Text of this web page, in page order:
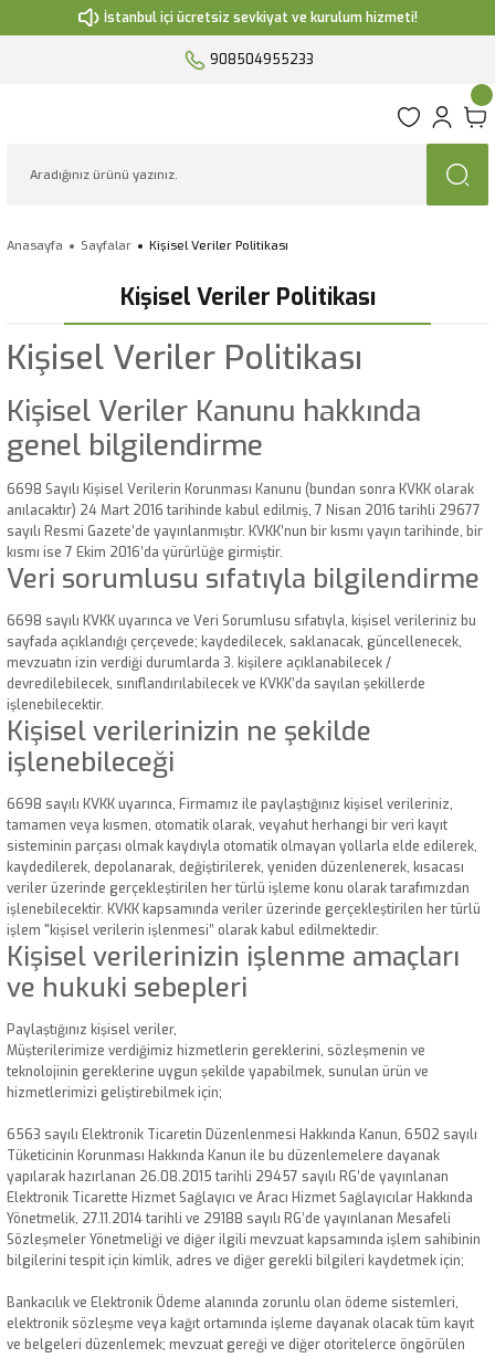
İstanbul içi ücretsiz sevkiyat ve kurulum hizmeti!
908504955233
Anasayfa Sayfalar Kişisel Veriler Politikası
Kişisel Veriler Politikası
Kişisel Veriler Politikası
Kişisel Veriler Kanunu hakkında
genel bilgilendirme
6698 Sayılı Kişisel Verilerin Korunması Kanunu (bundan sonra KVKK olarak
anılacaktır) 24 Mart 2016 tarihinde kabul edilmiş, 7 Nisan 2016 tarihli 29677
sayılı Resmi Gazete’de yayınlanmıştır. KVKK’nun bir kısmı yayın tarihinde, bir
kısmı ise 7 Ekim 2016’da yürürlüğe girmiştir.
Veri sorumlusu sıfatıyla bilgilendirme
6698 sayılı KVKK uyarınca ve Veri Sorumlusu sıfatıyla, kişisel verileriniz bu
sayfada açıklandığı çerçevede; kaydedilecek, saklanacak, güncellenecek,
mevzuatın izin verdiği durumlarda 3. kişilere açıklanabilecek /
devredilebilecek, sınıflandırılabilecek ve KVKK’da sayılan şekillerde
işlenebilecektir.
Kişisel verilerinizin ne şekilde
işlenebileceği
6698 sayılı KVKK uyarınca, Firmamız ile paylaştığınız kişisel verileriniz,
tamamen veya kısmen, otomatik olarak, veyahut herhangi bir veri kayıt
sisteminin parçası olmak kaydıyla otomatik olmayan yollarla elde edilerek,
kaydedilerek, depolanarak, değiştirilerek, yeniden düzenlenerek, kısacası
veriler üzerinde gerçekleştirilen her türlü işleme konu olarak tarafımızdan
işlenebilecektir. KVKK kapsamında veriler üzerinde gerçekleştirilen her türlü
işlem "kişisel verilerin işlenmesi” olarak kabul edilmektedir.
Kişisel verilerinizin işlenme amaçları
ve hukuki sebepleri
Paylaştığınız kişisel veriler,
Müşterilerimize verdiğimiz hizmetlerin gereklerini, sözleşmenin ve
teknolojinin gereklerine uygun şekilde yapabilmek, sunulan ürün ve
hizmetlerimizi geliştirebilmek için;
6563 sayılı Elektronik Ticaretin Düzenlenmesi Hakkında Kanun, 6502 sayılı
Tüketicinin Korunması Hakkında Kanun ile bu düzenlemelere dayanak
yapılarak hazırlanan 26.08.2015 tarihli 29457 sayılı RG’de yayınlanan
Elektronik Ticarette Hizmet Sağlayıcı ve Aracı Hizmet Sağlayıcılar Hakkında
Yönetmelik, 27.11.2014 tarihli ve 29188 sayılı RG’de yayınlanan Mesafeli
Sözleşmeler Yönetmeliği ve diğer ilgili mevzuat kapsamında işlem sahibinin
bilgilerini tespit için kimlik, adres ve diğer gerekli bilgileri kaydetmek için;
Bankacılık ve Elektronik Ödeme alanında zorunlu olan ödeme sistemleri,
elektronik sözleşme veya kağıt ortamında işleme dayanak olacak tüm kayıt
ve belgeleri düzenlemek; mevzuat gereği ve diğer otoritelerce öngörülen